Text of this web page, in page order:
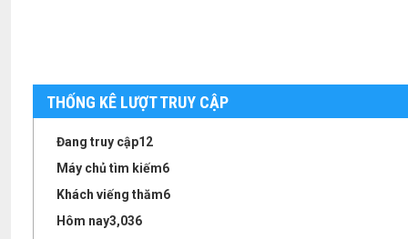
THỐNG KÊ LƯỢT TRUY CẬP
Đang truy cập12
Máy chủ tìm kiếm6
Khách viếng thăm6
Hôm nay3,036